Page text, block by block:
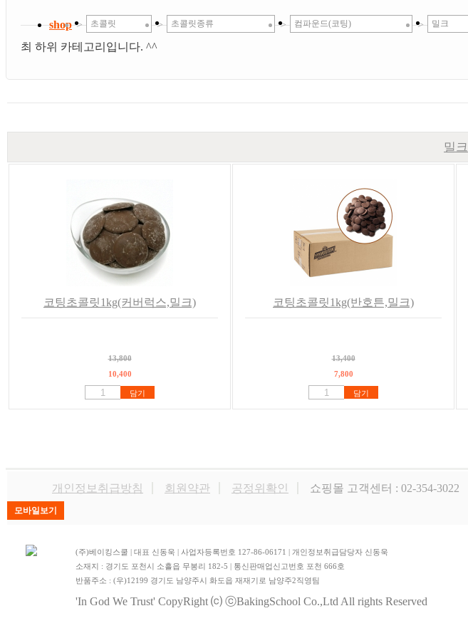
shop > 초콜릿 > 초콜릿종류 > 컴파운드(코팅) > 밀크
최 하위 카테고리입니다. ^^
밀크
코팅초콜릿1kg(커버럭스,밀크)
13,800
10,400
담기
코팅초콜릿1kg(반호튼,밀크)
13,400
7,800
담기
개인정보취급방침 회원약관 공정위확인 쇼핑몰 고객센터 : 02-354-3022
(주)베이킹스쿨 | 대표 신동욱 | 사업자등록번호 127-86-06171 | 개인정보취급담당자 신동욱
소재지 : 경기도 포천시 소흘읍 무봉리 182-5 | 통신판매업신고번호 포천 666호
반품주소 : (우)12199 경기도 남양주시 화도읍 재재기로 남양주2직영팀
'In God We Trust' CopyRight ⒞ ⓒBakingSchool Co.,Ltd All rights Reserved